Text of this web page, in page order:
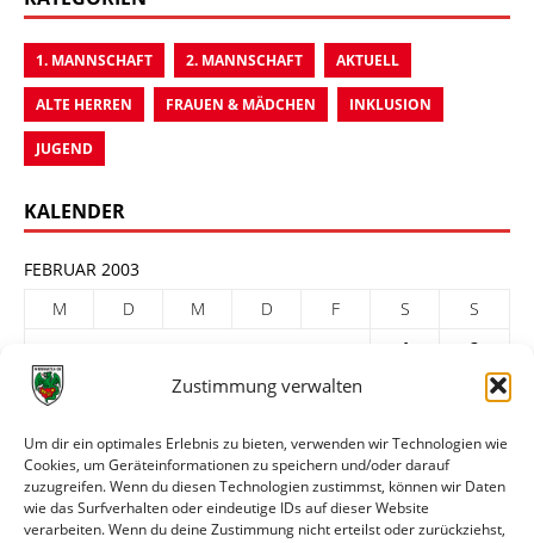
Zustimmung verwalten
Um dir ein optimales Erlebnis zu bieten, verwenden wir Technologien wie
Cookies, um Geräteinformationen zu speichern und/oder darauf
zuzugreifen. Wenn du diesen Technologien zustimmst, können wir Daten
wie das Surfverhalten oder eindeutige IDs auf dieser Website
verarbeiten. Wenn du deine Zustimmung nicht erteilst oder zurückziehst,
1. MANNSCHAFT 2. MANNSCHAFT AKTUELL
ALTE HERREN FRAUEN & MÄDCHEN INKLUSION
JUGEND
KALENDER
FEBRUAR 2003
M
D M D F S
S
1
2
3
5 6 7
17
18 19 20 21 22
24
25 26 27
28